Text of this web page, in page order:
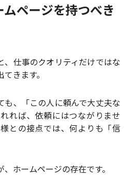
ページを持つべき
、仕事のクオリティだけではな
きます。
も、「この人に頼んで大丈夫な
れば、依頼にはつながりませ
との接点では、何よりも「信
ホームページの存在です。